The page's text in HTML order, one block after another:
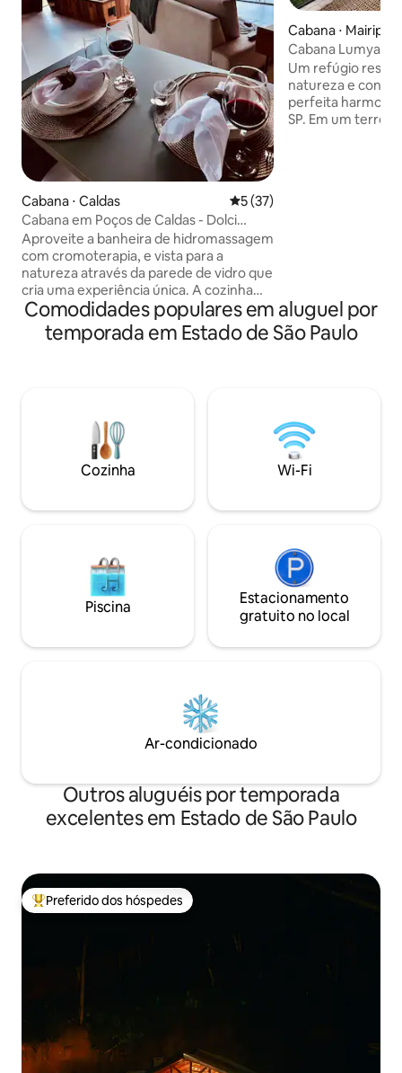
Cabana ⋅ Caldas 5 de uma avaliação média
5 (37)
Cabana em Poços de Caldas - Dolci
Cabannas
Aproveite a banheira de hidromassagem
com cromoterapia, e vista para a
natureza através da parede de vidro que
cria uma experiência única. A cozinha
compacta, porém completa, oferece
tudo o que você precisa: cooktop,
frigobar, filtro de água (fria e gelada),
de ar-condicionado, Wi-Fi, smart TV e
uma aconchegante lareira para noites
Cabana ⋅
Cabana Lumya |
próximo a SP
Um refúgio
natureza e
perfeita
SP. Em um terreno totalmente privativo,
Comodidades populares em aluguel por
temporada em Estado de São Paulo
Cozinha Wi-Fi
Piscina
Estacionamento
gratuito no local
Ar-condicionado
Outros aluguéis por temporada
excelentes em Estado de São Paulo
Entre os melhores preferidos dos hóspedes
Preferido dos hóspedes